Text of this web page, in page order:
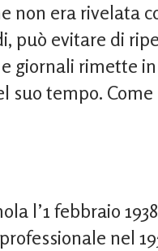
non era rivelata
può evitare di
giornali rimette
suo tempo.
l’1 febbraio
nel